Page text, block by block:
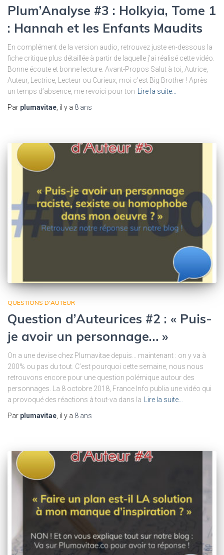
Plum’Analyse #3 : Holkyia, Tome 1
: Hannah et les Enfants Maudits
En complément de la version audio, retrouvez juste en-dessous la
fiche critique plus détaillée à partir de laquelle j’ai réalisé cette vidéo.
Bonne écoute et bonne lecture. Avant-Propos Salut à toi, Autrice,
Auteur, Lectrice, Lecteur ou Curieux, moi c’est Big Brother ! Après
un temps d’absence, me revoici pour ton
Lire la suite…
Par plumavitae , il y a 8 ans
QUESTIONS D'AUTEUR
Question d’Auteurices #2 : « Puis-
je avoir un personnage… »
On a une devise chez Plumavitae depuis… maintenant : on y va à
200% ou pas du tout. C’est pourquoi cette semaine, nous nous
retrouvons encore pour une question polémique autour des
personnages. La 8 octobre 2018, France Info publia une vidéo qui
a provoqué des réactions à tout-va dans la
Lire la suite…
Par plumavitae , il y a 8 ans